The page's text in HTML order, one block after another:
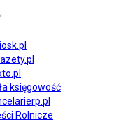
księgowość
Rolnicze